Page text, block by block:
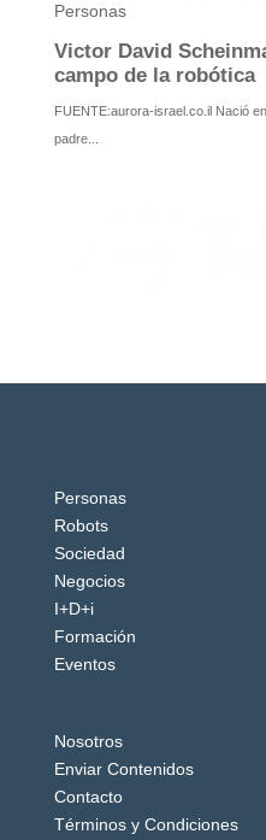
Personas
Robots
Sociedad
Negocios
I+D+i
Formación
Eventos
Nosotros
Enviar Contenidos
Contacto
Términos y Condiciones